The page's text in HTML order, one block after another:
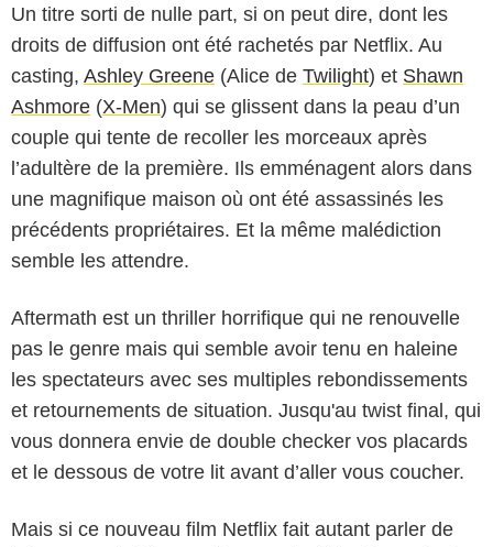
Un titre sorti de nulle part, si on peut dire, dont les
droits de diffusion ont été rachetés par Netflix. Au
casting, Ashley Greene (Alice de Twilight) et Shawn
Ashmore (X-Men) qui se glissent dans la peau d’un
couple qui tente de recoller les morceaux après
l’adultère de la première. Ils emménagent alors dans
une magnifique maison où ont été assassinés les
précédents propriétaires. Et la même malédiction
semble les attendre.
Aftermath est un thriller horrifique qui ne renouvelle
pas le genre mais qui semble avoir tenu en haleine
les spectateurs avec ses multiples rebondissements
et retournements de situation. Jusqu'au twist final, qui
vous donnera envie de double checker vos placards
et le dessous de votre lit avant d’aller vous coucher.
Mais si ce nouveau film Netflix fait autant parler de